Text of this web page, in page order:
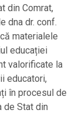
din Comrat,
dna dr. conf.
materialele
educației
valorificate la
educatori,
în procesul de
de Stat din